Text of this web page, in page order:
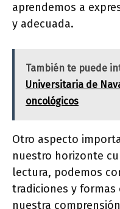
aprendemos a
y adecuada.
También te puede
Universitaria de
oncológicos
Otro aspecto
nuestro horizonte
lectura, podemos
tradiciones y formas
nuestra